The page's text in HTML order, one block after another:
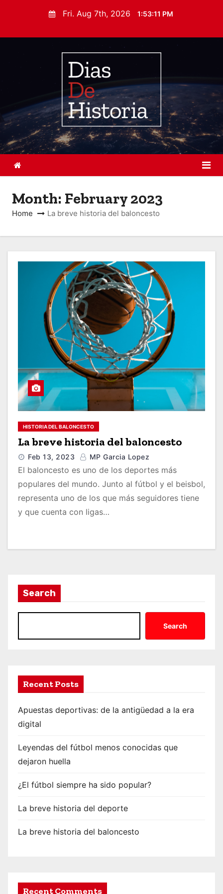
e
t
Fri. Aug 7th, 2026 1:53:12 PM
Month: February 2023
Home La breve historia del baloncesto
HISTORIA DEL BALONCESTO
La breve historia del baloncesto
Feb 13, 2023 MP Garcia Lopez
El baloncesto es uno de los deportes más
populares del mundo. Junto al fútbol y el beisbol,
representa uno de los que más seguidores tiene
y que cuenta con ligas…
Search
Search
Recent Posts
Apuestas deportivas: de la antigüedad a la era
digital
Leyendas del fútbol menos conocidas que
dejaron huella
¿El fútbol siempre ha sido popular?
La breve historia del deporte
La breve historia del baloncesto
Recent Comments